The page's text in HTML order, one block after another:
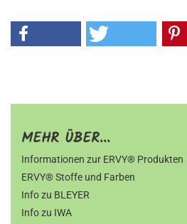
MEHR ÜBER...
Informationen zur ERVY® Produkten
ERVY® Stoffe und Farben
Info zu BLEYER
Info zu IWA